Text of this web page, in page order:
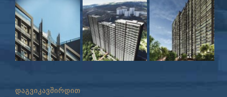
დაგვიკავშირდით